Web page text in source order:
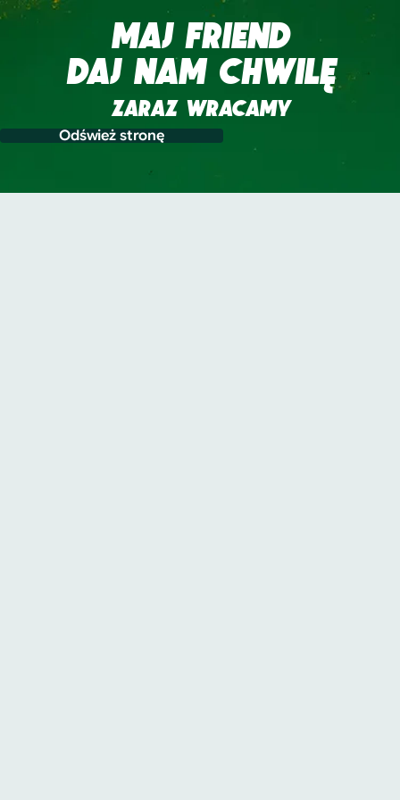
MAJ FRIEND
DAJ NAM CHWILĘ
ZARAZ WRACAMY
Odśwież stronę